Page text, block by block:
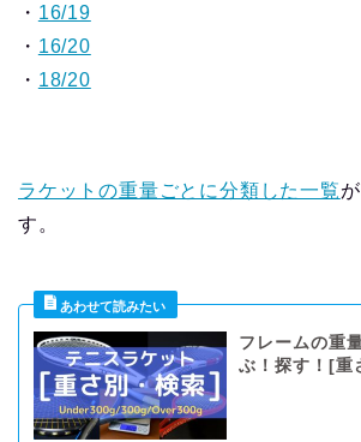
・ 16/19
・ 16/20
・ 18/20
ラケットの重量ごとに分類した一覧
す。
フレームの重
ぶ！探す！[重